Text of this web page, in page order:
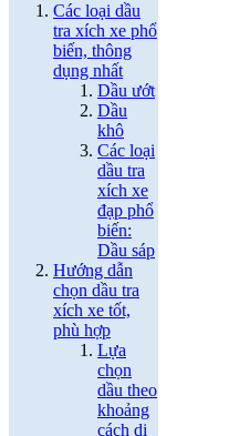
Các loại dầu
tra xích xe phổ
biến, thông
dụng nhất
Dầu ướt
Dầu
khô
Các loại
dầu tra
xích xe
đạp phổ
biến:
Dầu sáp
Hướng dẫn
chọn dầu tra
xích xe tốt,
phù hợp
Lựa
chọn
dầu theo
khoảng
cách di